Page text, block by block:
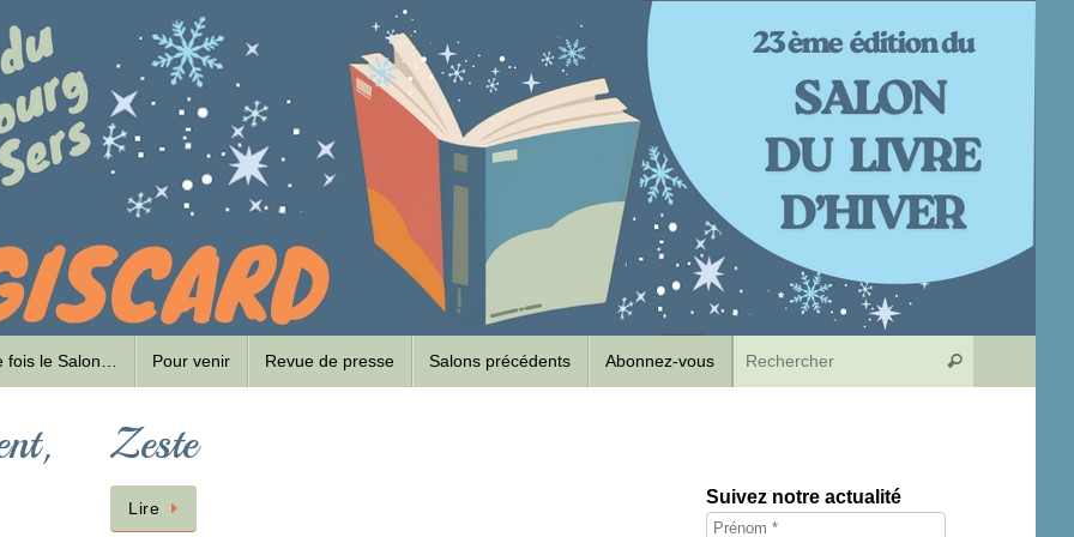
fois le Salon… Pour venir Revue de presse Salons précédents Abonnez-vous Rechercher
Zeste
Lire
Suivez notre actualité